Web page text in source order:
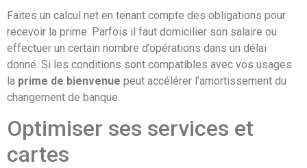
Faites un calcul net en tenant compte des obligations pour
recevoir la prime. Parfois il faut domicilier son salaire ou
effectuer un certain nombre d’opérations dans un délai
donné. Si les conditions sont compatibles avec vos usages
la prime de bienvenue peut accélérer l’amortissement du
changement de banque.
Optimiser ses services et
cartes